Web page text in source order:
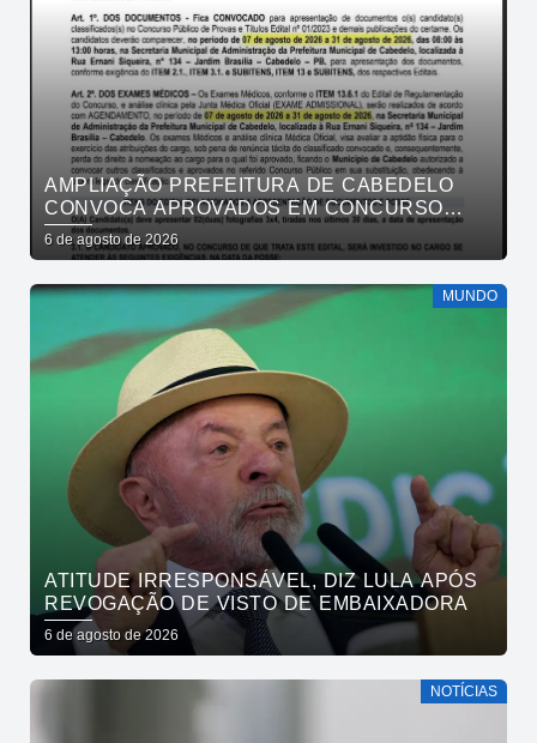
AMPLIAÇÃO PREFEITURA DE CABEDELO
CONVOCA APROVADOS EM CONCURSO
PÚBLICO DA SAÚDE PARA APRESENTAÇÃO
DE DOCUMENTOS
6 de agosto de 2026
MUNDO
ATITUDE IRRESPONSÁVEL, DIZ LULA APÓS
REVOGAÇÃO DE VISTO DE EMBAIXADORA
6 de agosto de 2026
NOTÍCIAS